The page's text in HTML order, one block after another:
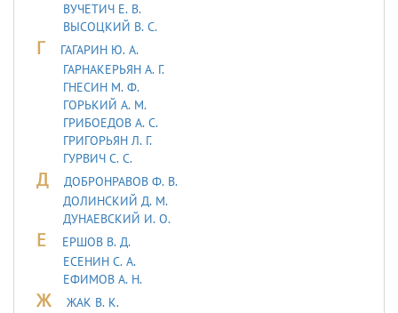
ВУЧЕТИЧ Е. В.
ВЫСОЦКИЙ В. С.
Г
ГАГАРИН Ю. А.
ГАРНАКЕРЬЯН А. Г.
ГНЕСИН М. Ф.
ГОРЬКИЙ А. М.
ГРИБОЕДОВ А. С.
ГРИГОРЬЯН Л. Г.
ГУРВИЧ С. С.
Д
ДОБРОНРАВОВ Ф. В.
ДОЛИНСКИЙ Д. М.
ДУHАЕВСКИЙ И. О.
Е
ЕРШОВ В. Д.
ЕСЕНИН С. А.
ЕФИМОВ А. Н.
Ж
ЖАК В. К.